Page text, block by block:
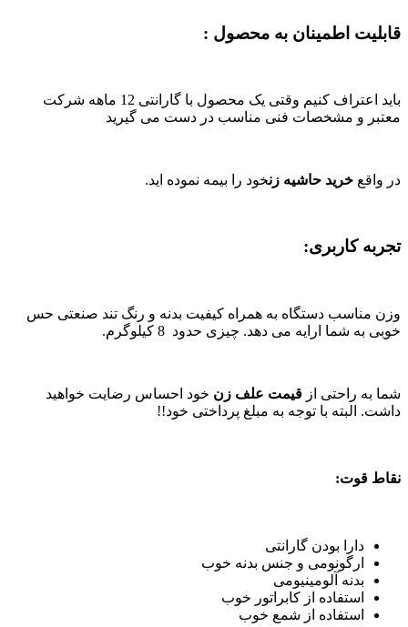
قابلیت اطمینان به محصول :
باید اعتراف کنیم وقتی یک محصول با گارانتی 12 ماهه شرکت
معتبر و مشخصات فنی مناسب در دست می گیرید
در واقع خرید حاشیه زنخود را بیمه نموده اید.
تجربه کاربری:
وزن مناسب دستگاه به همراه کیفیت بدنه و رنگ تند صنعتی حس
خوبی به شما ارایه می دهد. چیزی حدود 8 کیلوگرم.
شما به راحتی از قیمت علف زن خود احساس رضایت خواهید
داشت. البته با توجه به مبلغ پرداختی خود!!
نقاط قوت:
دارا بودن گارانتی
ارگونومی و جنس بدنه خوب
بدنه آلومینیومی
استفاده از کابراتور خوب
استفاده از شمع خوب